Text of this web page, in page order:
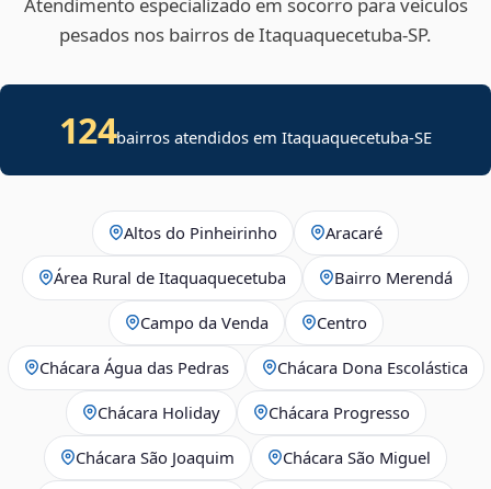
pesados nos bairros de Itaquaquecetuba‑SP.
124bairros atendidos emItaquaquecetuba-SE
Altos do Pinheirinho Aracaré
Área Rural de Itaquaquecetuba Bairro Merendá
Campo da Venda Centro
Chácara Água das Pedras Chácara Dona Escolástica
Chácara Holiday Chácara Progresso
Chácara São Joaquim Chácara São Miguel